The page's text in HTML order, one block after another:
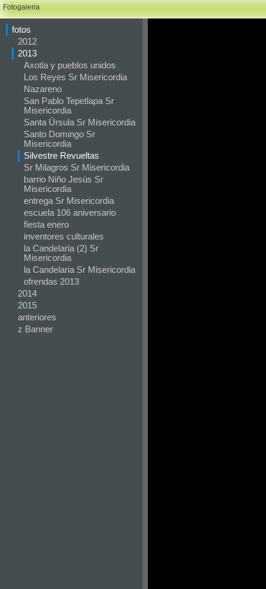
Fotogaleria
fotos
2012
2013
Axotla y pueblos unidos
Los Reyes Sr Misericordia
Nazareno
San Pablo Tepetlapa Sr
Misericordia
Santa Úrsula Sr Misericordia
Santo Domingo Sr
Misericordia
Silvestre Revueltas
Sr Milagros Sr Misericordia
barrio Niño Jesús Sr
Misericordia
entrega Sr Misericordia
escuela 106 aniversario
fiesta enero
inventores culturales
la Candelaria (2) Sr
Misericordia
la Candelaria Sr Misericordia
ofrendas 2013
2014
2015
anteriores
z Banner